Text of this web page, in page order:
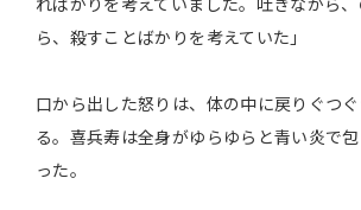
ればかりを考えていました。吐きながら
ら、殺すことばかりを考えていた」
口から出した怒りは、体の中に戻りぐつ
る。喜兵寿は全身がゆらゆらと青い炎で
った。